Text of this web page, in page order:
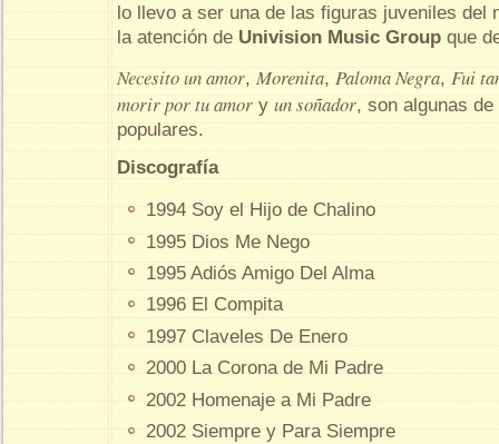
lo llevo a ser una de las figuras juveniles del
la atención de Univision Music Group que
Necesito un amor, Morenita, Paloma Negra, Fui
morir por tu amor y un soñador, son algunas
populares.
Discografía
1994 Soy el Hijo de Chalino
1995 Dios Me Nego
1995 Adiós Amigo Del Alma
1996 El Compita
1997 Claveles De Enero
2000 La Corona de Mi Padre
2002 Homenaje a Mi Padre
2002 Siempre y Para Siempre